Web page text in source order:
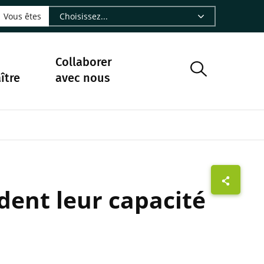
- CIRAD
Facebook - CIRAD
sur Instagram - CIRAD
sur Youtube - CIRAD
suivre sur Bluesky - CIRAD
Nourrir le vivant, le podcast du Cirad - CIRAD
Nous contacter par courriel - CIRAD
la page Flux RSS - CIRAD
Vous êtes
Collaborer
avec nous
leur capacité